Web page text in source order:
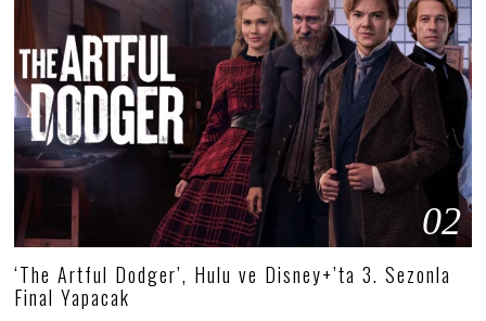
02
‘The Artful Dodger’, Hulu ve Disney+’ta 3. Sezonla
Final Yapacak